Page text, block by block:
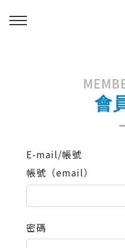
會
E-mail/帳號
帳號（email）
密碼